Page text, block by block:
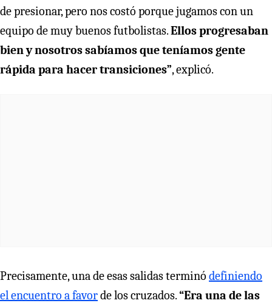
de presionar, pero nos costó porque jugamos con un
equipo de muy buenos futbolistas.Ellos progresaban
bien y nosotros sabíamos que teníamos gente
rápida para hacer transiciones”, explicó.
Precisamente, una de esas salidas terminó definiendo
el encuentro a favorde los cruzados.“Era una de las